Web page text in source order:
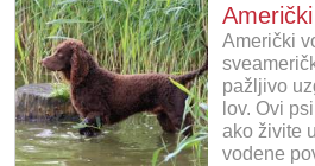
Američki
pažljivo
lov. Ovi
ako živite
vodene